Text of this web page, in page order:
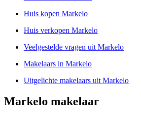
Huis kopen Markelo
Huis verkopen Markelo
Veelgestelde vragen uit Markelo
Makelaars in Markelo
Uitgelichte makelaars uit Markelo
Markelo makelaar